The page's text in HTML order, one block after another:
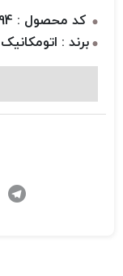
کد محصول : 494
برند : اتومکانیک